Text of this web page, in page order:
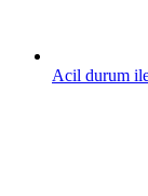
Acil durum